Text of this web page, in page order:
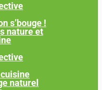
s’bouge !
nature et
naturel